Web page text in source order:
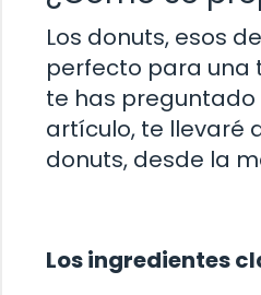
Los donuts, esos
perfecto para una
te has preguntado
artículo, te llevaré
donuts, desde la
Los ingredientes